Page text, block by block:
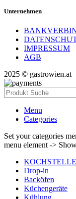
Unternehmen
IMPRESSUM
AGB
2025 © gastrowien.at
Menu
Categories
Set your categories
menu element ->
KOCHSTELLE
Drop-in
Backöfen
Küchengeräte
Kühlung